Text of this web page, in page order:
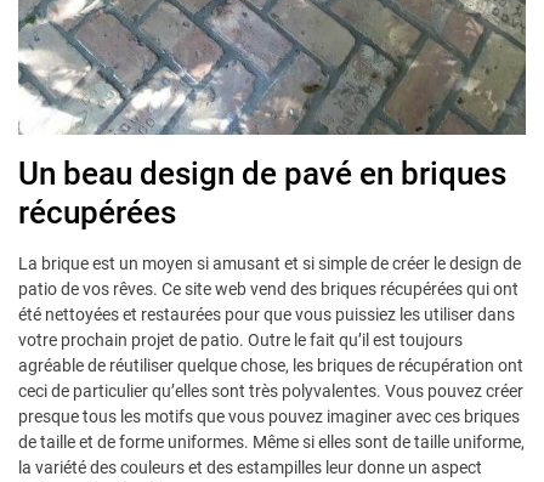
Un beau design de pavé en briques
récupérées
La brique est un moyen si amusant et si simple de créer le design de
patio de vos rêves. Ce site web vend des briques récupérées qui ont
été nettoyées et restaurées pour que vous puissiez les utiliser dans
votre prochain projet de patio. Outre le fait qu’il est toujours
agréable de réutiliser quelque chose, les briques de récupération ont
ceci de particulier qu’elles sont très polyvalentes. Vous pouvez créer
presque tous les motifs que vous pouvez imaginer avec ces briques
de taille et de forme uniformes. Même si elles sont de taille uniforme,
la variété des couleurs et des estampilles leur donne un aspect